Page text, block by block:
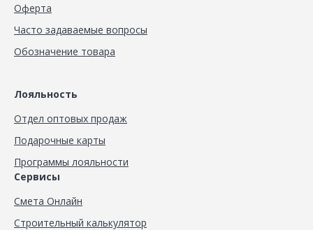
Оферта
Часто задаваемые вопросы
Обозначение товара
Лояльность
Отдел оптовых продаж
Подарочные карты
Программы лояльности
Сервисы
Смета Онлайн
Строительный калькулятор